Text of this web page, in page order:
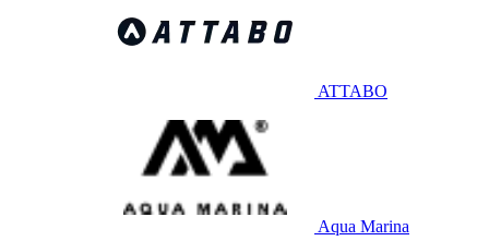
ATTABO
Aqua Marina